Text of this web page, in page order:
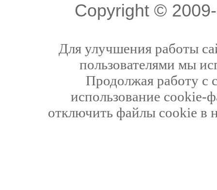
Copyright ©
Для улучшения работы
пользователями мы
Продолжая работу с
использование cookie-
отключить файлы cookie в